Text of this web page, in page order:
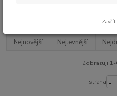
Nejnovější Nejlevnější
Zobrazuji 1-
strana
Zavřít